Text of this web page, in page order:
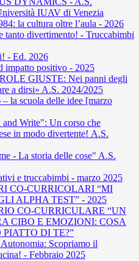
IUAV di Venezia
la cultura oltre l’aula - 2026
tanto divertimento! - Truccabimbi
- Ed. 2026
impatto positivo - 2025
GIUSTE: Nei panni degli
a dirsi» A.S. 2024/2025
– la scuola delle idee [marzo
and Write": Un corso che
in modo divertente! A.S.
- La storia delle cose" A.S.
e truccabimbi - marzo 2025
CO-CURRICOLARI “MI
ALPHA TEST” - 2025
CO-CURRICULARE “UN
CIBO E EMOZIONI: COSA
DI TE?”
Scopriamo il
- Febbraio 2025